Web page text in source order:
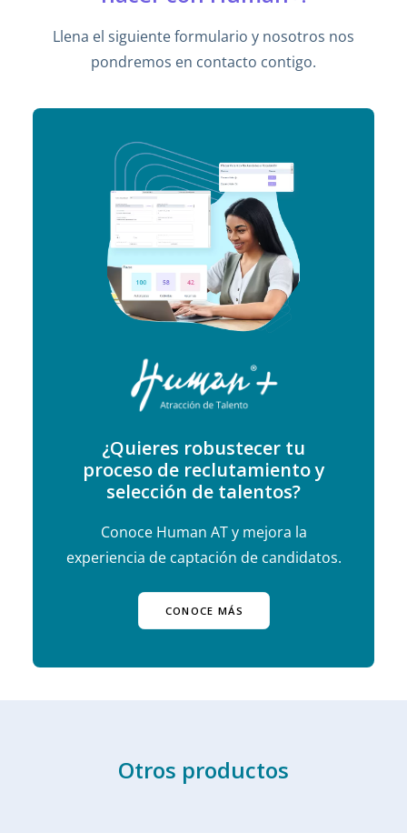
Llena el siguiente formulario y nosotros nos
pondremos en contacto contigo.
¿Quieres robustecer tu
proceso de reclutamiento y
selección de talentos?
Conoce Human AT y mejora la
experiencia de captación de candidatos.
CONOCE MÁS
Otros productos